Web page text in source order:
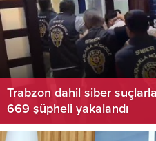
Trabzon dahil siber
669 şüpheli yakalandı